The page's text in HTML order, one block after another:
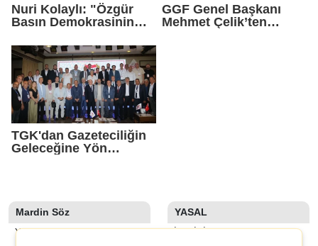
Nuri Kolaylı: "Özgür
Basın Demokrasinin
GGF Genel Başkanı
Mehmet Çelik’ten
TGK'dan Gazeteciliğin
Geleceğine Yön
Mardin Söz
YAZARLAR
YASAL
İLETIŞIM